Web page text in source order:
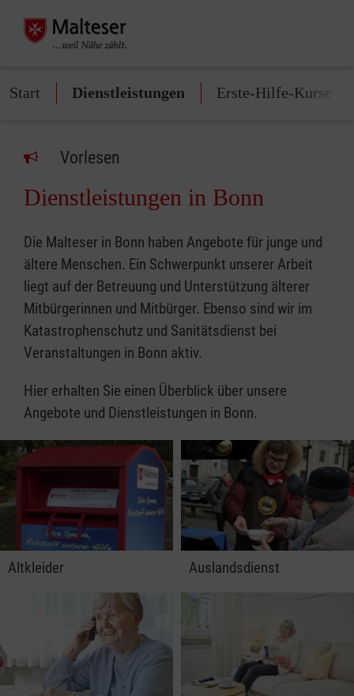
Start Dienstleistungen Erste-Hilfe-Kurse
Vorlesen
Dienstleistungen in Bonn
Die Malteser in Bonn haben Angebote für junge und
ältere Menschen. Ein Schwerpunkt unserer Arbeit
liegt auf der Betreuung und Unterstützung älterer
Mitbürgerinnen und Mitbürger. Ebenso sind wir im
Katastrophenschutz und Sanitätsdienst bei
Veranstaltungen in Bonn aktiv.
Hier erhalten Sie einen Überblick über unsere
Angebote und Dienstleistungen in Bonn.
Altkleider Auslandsdienst